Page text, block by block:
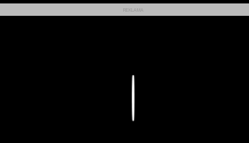
REKLAMA